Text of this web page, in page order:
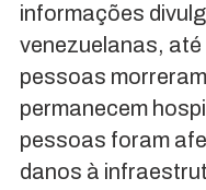
informações
venezuelanas, até
pessoas
permanecem
pessoas foram
danos à